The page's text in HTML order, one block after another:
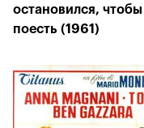
остановился, чтобы
поесть (1961)